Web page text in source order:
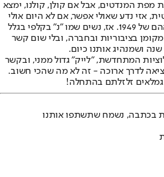
מפת המנדטים, אבל אם קולן, קולנו, ימצא
אזי נדע שאולי אפשר, אם לא היום אולי
מחר, לחזור לימים התמימים ההם של 1949. אז, נשים שמו "נ" בקלפי בגלל
בציבוריות ובחברה, ובלי שום קשר
ושמנהיג אותנו כיום.
המתחדשת, "לייק" גדול ממני, ובקשר
לדרך ארוכה - זה לא מה שהכי חשוב.
זלזלתם בהתחלה!
בכתבה, נשמח שתשתפו אותנו